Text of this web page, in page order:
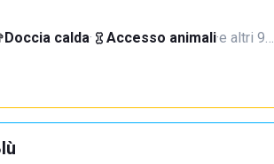
Doccia calda· Accesso animali·e altri 9…